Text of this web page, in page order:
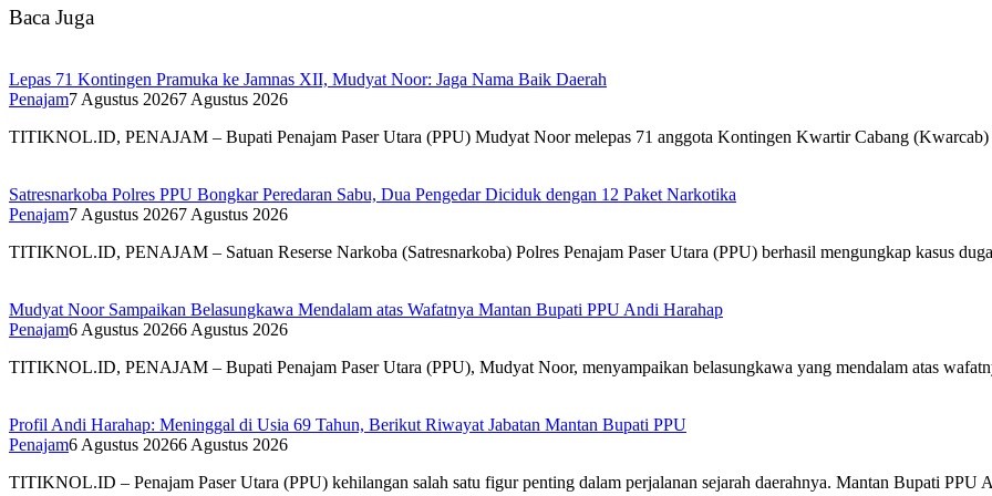
Baca Juga
Lepas 71 Kontingen Pramuka ke Jamnas XII, Mudyat Noor: Jaga Nama Baik Daerah
Penajam7 Agustus 20267 Agustus 2026
TITIKNOL.ID, PENAJAM – Bupati Penajam Paser Utara (PPU) Mudyat Noor melepas 71 anggota Kontingen Kwartir Cabang
Satresnarkoba Polres PPU Bongkar Peredaran Sabu, Dua Pengedar Diciduk dengan 12 Paket Narkotika
Penajam7 Agustus 20267 Agustus 2026
TITIKNOL.ID, PENAJAM – Satuan Reserse Narkoba (Satresnarkoba) Polres Penajam Paser Utara (PPU) berhasil mengungkap kasus
Mudyat Noor Sampaikan Belasungkawa Mendalam atas Wafatnya Mantan Bupati PPU Andi Harahap
Penajam6 Agustus 20266 Agustus 2026
TITIKNOL.ID, PENAJAM – Bupati Penajam Paser Utara (PPU), Mudyat Noor, menyampaikan belasungkawa yang mendalam atas
Profil Andi Harahap: Meninggal di Usia 69 Tahun, Berikut Riwayat Jabatan Mantan Bupati PPU
Penajam6 Agustus 20266 Agustus 2026
TITIKNOL.ID – Penajam Paser Utara (PPU) kehilangan salah satu figur penting dalam perjalanan sejarah daerahnya. Mantan Bupati